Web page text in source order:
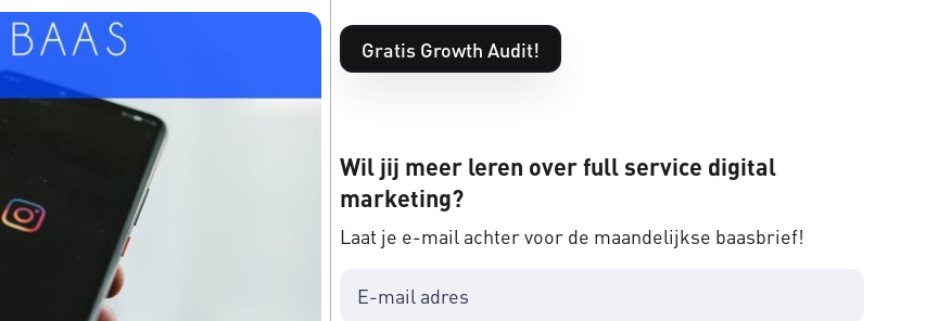
Gratis Growth Audit!
Wil jij meer leren over full service digital
marketing?
Laat je e-mail achter voor de maandelijkse baasbrief!